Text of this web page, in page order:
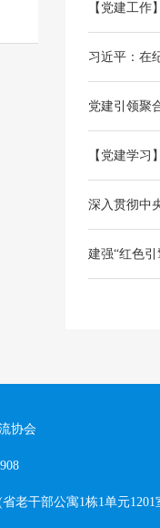
【党建工
习近平：在
党建引领聚
【党建学
深入贯彻中
建强“红色引
协会
老干部公寓1栋1单元1201